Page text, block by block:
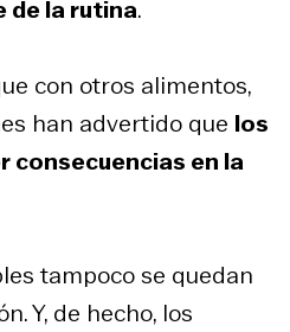
de la rutina.
con otros alimentos,
han advertido que los
consecuencias en la
tampoco se quedan
Y, de hecho, los